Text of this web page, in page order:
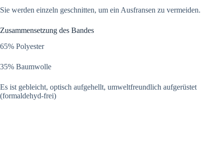
Sie werden einzeln geschnitten, um ein Ausfransen zu vermeiden.
Zusammensetzung des Bandes
65% Polyester
35% Baumwolle
Es ist gebleicht, optisch aufgehellt, umweltfreundlich aufgerüstet
(formaldehyd-frei)